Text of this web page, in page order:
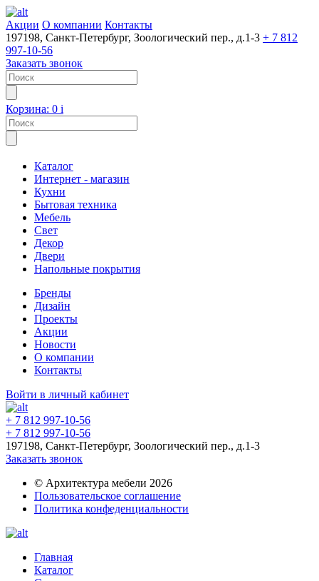
Акции О компании Контакты
197198, Санкт-Петербург, Зоологический пер., д.1-3 + 7 812
997-10-56
Заказать звонок
Корзина: 0 i
Каталог
Интернет - магазин
Кухни
Бытовая техника
Мебель
Свет
Декор
Двери
Напольные покрытия
Бренды
Дизайн
Проекты
Акции
Новости
О компании
Контакты
Войти в личный кабинет
+ 7 812 997-10-56
+ 7 812 997-10-56
197198, Санкт-Петербург, Зоологический пер., д.1-3
Заказать звонок
© Архитектура мебели 2026
Пользовательское соглашение
Политика конфеденциальности
Главная
Каталог